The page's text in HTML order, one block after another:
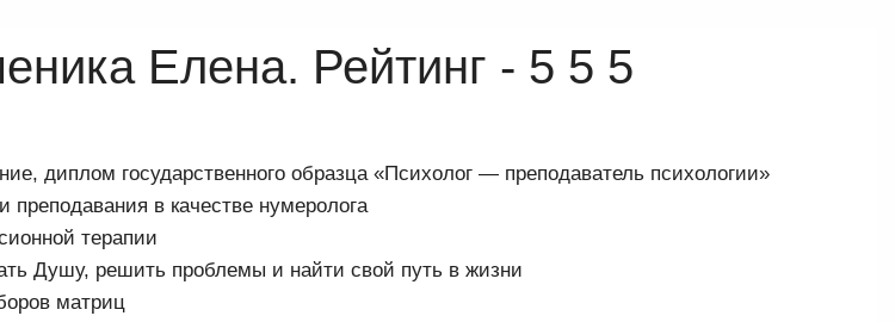
Елена. Рейтинг - 5 5 5
диплом государственного образца «Психолог — преподаватель психологии»
преподавания в качестве нумеролога
терапии
Душу, решить проблемы и найти свой путь в жизни
матриц